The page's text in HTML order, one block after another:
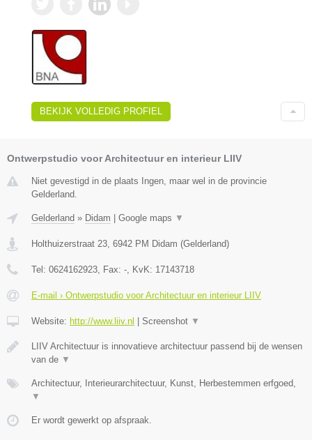
BEKIJK VOLLEDIG PROFIEL
Ontwerpstudio voor Architectuur en interieur LIIV
Niet gevestigd in de plaats Ingen, maar wel in de provincie
Gelderland.
Gelderland » Didam Google maps ▼
Holthuizerstraat 23, 6942 PM Didam (Gelderland)
Tel: 0624162923, Fax: -, KvK: 17143718
E-mail › Ontwerpstudio voor Architectuur en interieur LIIV
Website: http://www.liiv.nl Screenshot ▼
LIIV Architectuur is innovatieve architectuur passend bij de wensen
van de ▼
Architectuur, Interieurarchitectuur, Kunst, Herbestemmen erfgoed,
▼
Er wordt gewerkt op afspraak.